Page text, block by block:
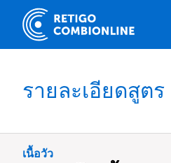
รายละเอียดสูตร
เนื้อวัว